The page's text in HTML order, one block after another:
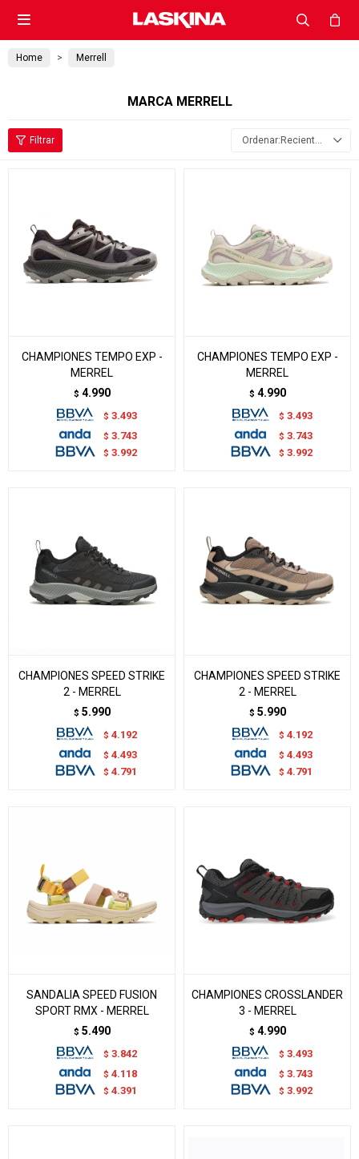

Home Merrell
MARCA MERRELL
Recientes
CHAMPIONES TEMPO EXP -
MERREL
$ 4.990
$ 3.493
$ 3.743
$ 3.992
CHAMPIONES TEMPO EXP -
MERREL
$ 4.990
$ 3.493
$ 3.743
$ 3.992
CHAMPIONES SPEED STRIKE
2 - MERREL
$ 5.990
$ 4.192
$ 4.493
$ 4.791
CHAMPIONES SPEED STRIKE
2 - MERREL
$ 5.990
$ 4.192
$ 4.493
$ 4.791
SANDALIA SPEED FUSION
SPORT RMX - MERREL
$ 5.490
$ 3.842
$ 4.118
$ 4.391
CHAMPIONES CROSSLANDER
3 - MERREL
$ 4.990
$ 3.493
$ 3.743
$ 3.992